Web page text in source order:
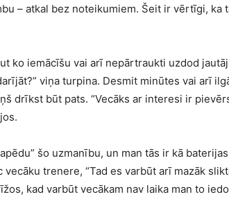
– atkal bez noteikumiem. Šeit ir vērtīgi, ka
ko iemācīšu vai arī nepārtraukti uzdod
viņa turpina. Desmit minūtes vai arī
drīkst būt pats. “Vecāks ar interesi ir
šo uzmanību, un man tās ir kā
vecāku trenere, “Tad es varbūt arī mazāk
kad varbūt vecākam nav laika man to